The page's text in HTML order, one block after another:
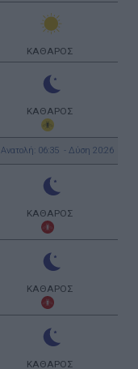
ΚΑΘΑΡΟΣ
ΚΑΘΑΡΟΣ
Ανατολή: 06:35 - Δύση 20:26
ΚΑΘΑΡΟΣ
ΚΑΘΑΡΟΣ
ΚΑΘΑΡΟΣ